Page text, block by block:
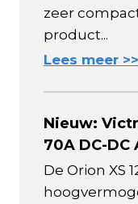
zeer
product...
Lees meer >>
Nieuw:
70A DC-DC
De Orion XS